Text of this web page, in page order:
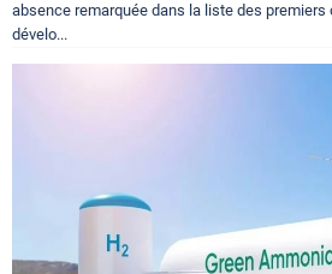
absence remarquée dans la liste des
dévelo...